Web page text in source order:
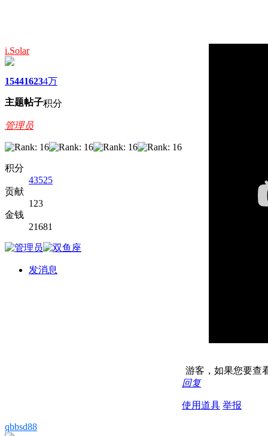
i.Solar
1544
主题
1623
帖子
4万
积分
管理员
积分
43525
贡献
123
金钱
21681
发消息
游客，如果您要查
回复
使用道具 举报
qbbsd88